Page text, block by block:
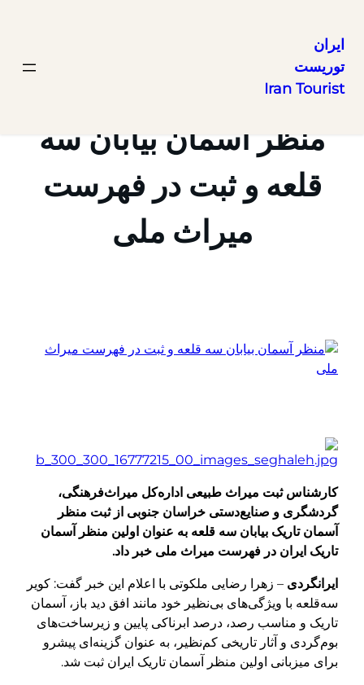
رفتن
ایران
توریست
Iran Tourist
منظر آسمان بیابان سه
قلعه و ثبت در فهرست
میراث ملی
کارشناس ثبت میراث طبیعی اداره‌کل میراث‌فرهنگی،
گردشگری و صنایع‌دستی خراسان جنوبی از ثبت منظر
آسمان تاریک بیابان سه قلعه به عنوان اولین منظر آسمان
تاریک ایران در فهرست میراث ملی خبر داد.
ایرانگردی – زهرا رضایی ملکوتی با اعلام این خبر گفت: کویر
سه‌قلعه با ویژگی‌های بی‌نظیر خود مانند افق دید باز، آسمان
تاریک و مناسب رصد، درصد ابرناکی پایین و زیرساخت‌های
بوم‌گردی و آثار تاریخی کم‌نظیر، به عنوان گزینه‌ای پیشرو
برای میزبانی اولین منظر آسمان تاریک ایران ثبت شد.